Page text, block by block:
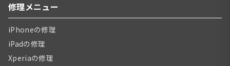
修理メニュー
iPhoneの修理
iPadの修理
Xperiaの修理